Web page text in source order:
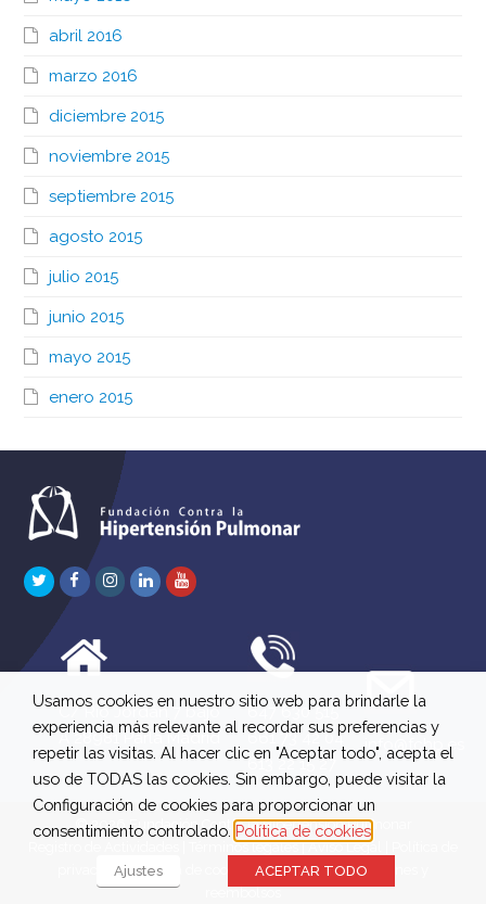
abril 2016
marzo 2016
diciembre 2015
noviembre 2015
septiembre 2015
agosto 2015
julio 2015
junio 2015
mayo 2015
enero 2015
TwitterFacebook
Instagram
LinkedInYoutube
C/ Río Jordán 7 bajo
A 28981 Parla Madrid
647 630 515
661 73 42 04
613 22 15 27
info@fchp.es
© 2026 Fundación Contra la Hipertensión Pulmonar
Términos legales|Aviso Legal
privacidad|Política de cookies |Política de devoluciones y
reembolsos
Usamos cookies en nuestro sitio web para brindarle la
experiencia más relevante al recordar sus preferencias y
repetir las visitas. Al hacer clic en "Aceptar todo", acepta el
uso de TODAS las cookies. Sin embargo, puede visitar la
Configuración de cookies para proporcionar un
consentimiento controlado. Política de cookies
Ajustes ACEPTAR TODO